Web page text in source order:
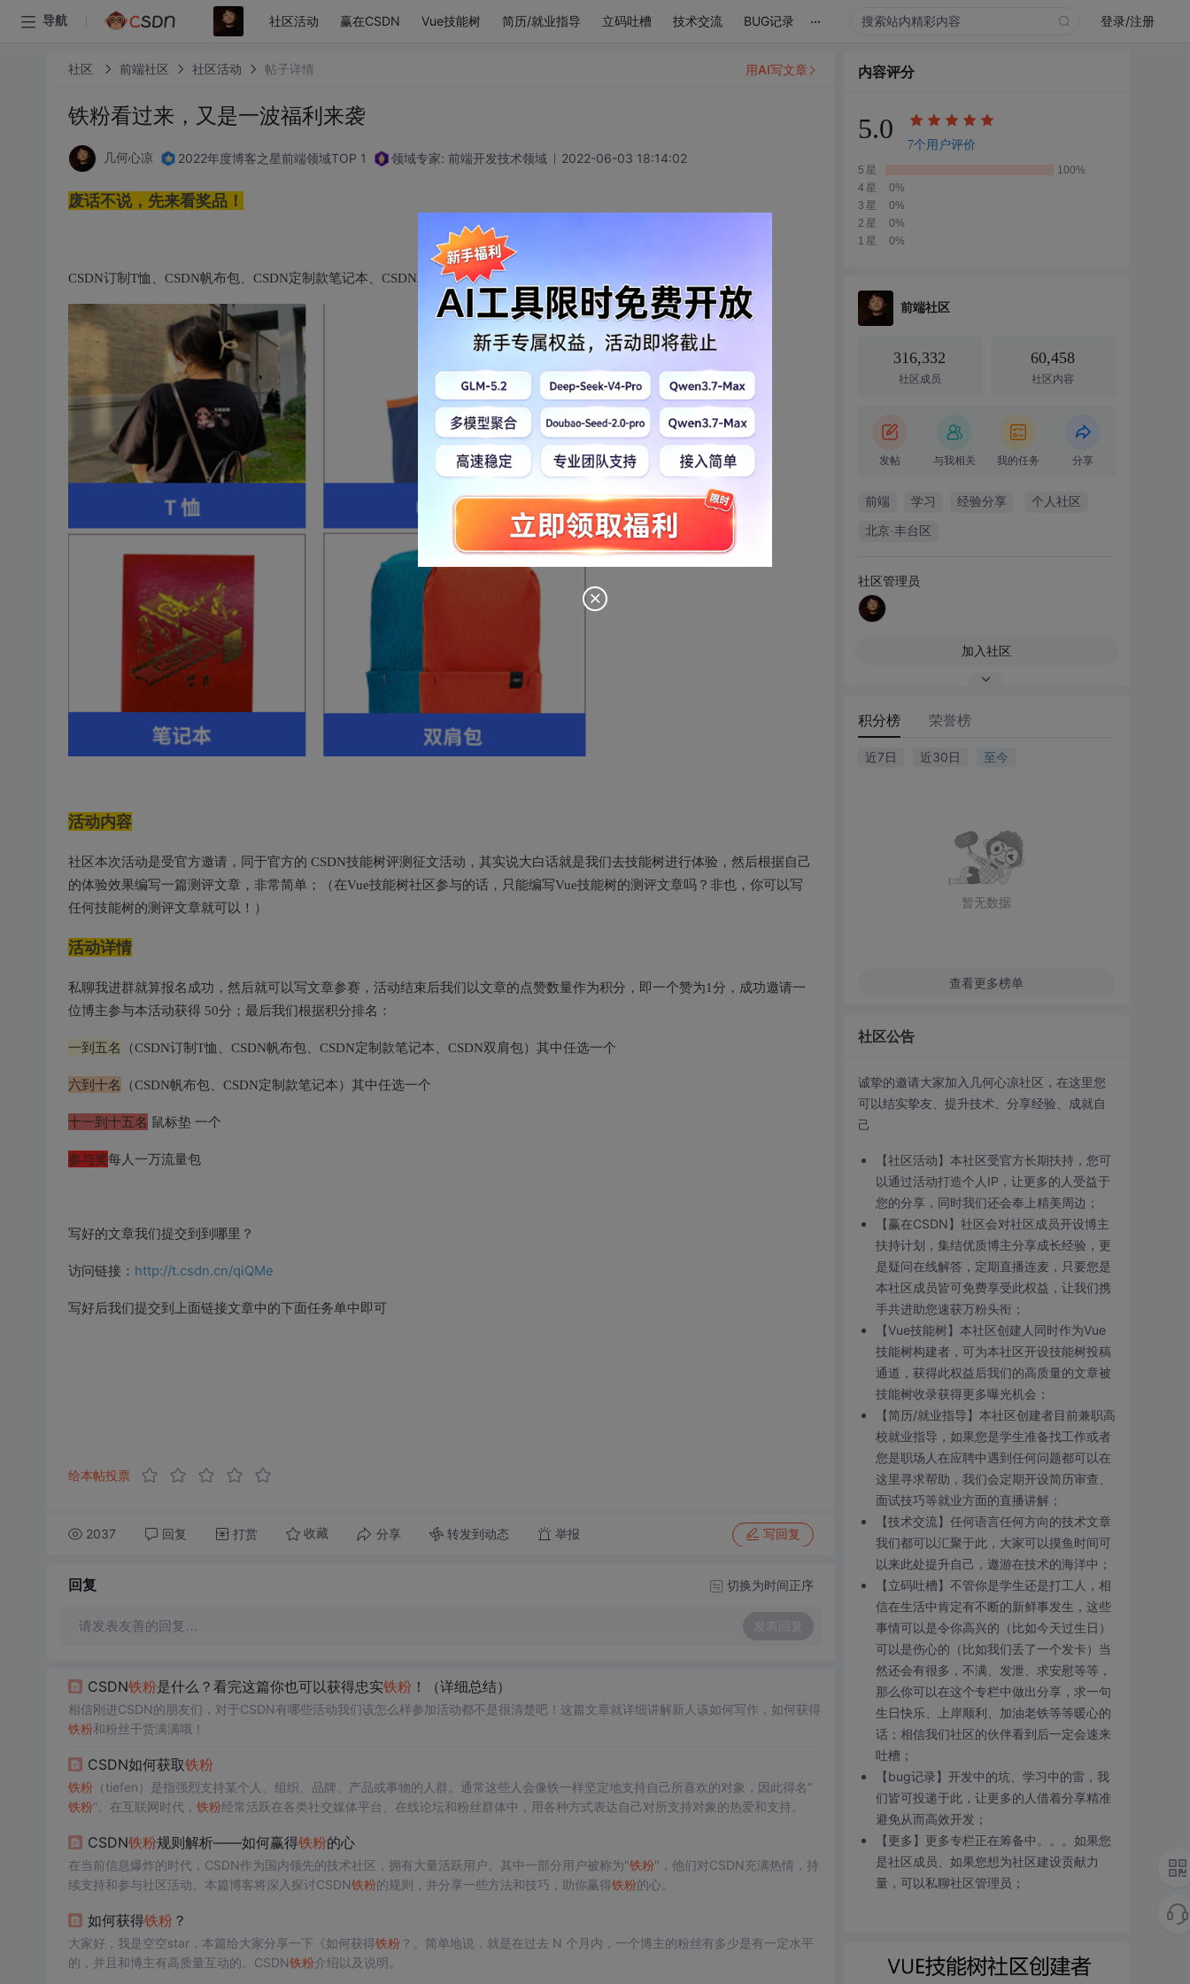
导航 社区活动 赢在CSDN Vue技能树 简历/就业指导 立码吐槽 技术交流 BUG记录 ... 登录/注册
社区 前端社区 社区活动 帖子详情
铁粉看过来，又是一波福利来袭
几何心凉 2022年度博客之星前端领域TOP 1 领域专家: 前端开发技术领域 2022-06-03 18:14:02
废话不说，先来看奖品！
CSDN订制T恤、CSDN帆布包、CSDN定制款笔记本、CSDN双肩包、鼠标垫、30w流量包
活动内容
社区本次活动是受官方邀请，同于官方的 CSDN技能树评测征文活动，其实说大白话就是我们去技能树进行体验，然后根据自己
的体验效果编写一篇测评文章，非常简单；（在Vue技能树社区参与的话，只能编写Vue技能树的测评文章吗？非也，你可以写
任何技能树的测评文章就可以！）
活动详情
私聊我进群就算报名成功，然后就可以写文章参赛，活动结束后我们以文章的点赞数量作为积分，即一个赞为1分，成功邀请一
位博主参与本活动获得 50分；最后我们根据积分排名：
一到五名 （CSDN订制T恤、CSDN帆布包、CSDN定制款笔记本、CSDN双肩包）其中任选一个
六到十名 （CSDN帆布包、CSDN定制款笔记本）其中任选一个
十一到十五名 鼠标垫 一个
参与奖每人一万流量包
写好的文章我们提交到到哪里？
访问链接： http://t.csdn.cn/qiQMe
写好后我们提交到上面链接文章中的下面任务单中即可
给本帖投票
2037 回复 打赏 收藏 分享 转发到动态 举报 写回复
用AI写文章
回复 切换为时间正序
请发表友善的回复… 发表回复
CSDN铁粉是什么？看完这篇你也可以获得忠实铁粉 ！（详细总结）
相信刚进CSDN的朋友们，对于CSDN有哪些活动我们该怎么样参加活动都不是很清楚吧！这篇文章就详细讲解新人该如何写作，如何获得
铁粉和粉丝干货满满哦！
CSDN如何获取铁粉
铁粉（tiefen）是指强烈支持某个人、组织、品牌、产品或事物的人群。通常这些人会像铁一样坚定地支持自己所喜欢的对象，因此得名“
铁粉”。在互联网时代， 铁粉经常活跃在各类社交媒体平台、在线论坛和粉丝群体中，用各种方式表达自己对所支持对象的热爱和支持。
CSDN铁粉规则解析——如何赢得铁粉的心
在当前信息爆炸的时代，CSDN作为国内领先的技术社区，拥有大量活跃用户。其中一部分用户被称为"铁粉"，他们对CSDN充满热情，持
续支持和参与社区活动。本篇博客将深入探讨CSDN铁粉的规则，并分享一些方法和技巧，助你赢得铁粉的心。
如何获得铁粉 ？
大家好，我是空空star，本篇给大家分享一下《如何获得铁粉？。简单地说，就是在过去 N 个月内，一个博主的粉丝有多少是有一定水平
的，并且和博主有高质量互动的。CSDN铁粉介绍以及说明。
内容评分
5.0
7个用户评价
5星
100%
4星
0%
3星
0%
2星
0%
1星
0%
前端社区
316,332
社区成员
60,458
社区内容
发帖 与我相关 我的任务 分享
前端 学习 经验分享 个人社区
北京·丰台区
社区管理员
加入社区
积分榜 荣誉榜
近7日 近30日 至今
暂无数据
查看更多榜单
社区公告
诚挚的邀请大家加入几何心凉社区，在这里您
可以结实挚友、提升技术、分享经验、成就自
己
【社区活动】本社区受官方长期扶持，您可
以通过活动打造个人IP，让更多的人受益于
您的分享，同时我们还会奉上精美周边；
【赢在CSDN】社区会对社区成员开设博主
扶持计划，集结优质博主分享成长经验，更
是疑问在线解答，定期直播连麦，只要您是
本社区成员皆可免费享受此权益，让我们携
手共进助您速获万粉头衔；
【Vue技能树】本社区创建人同时作为Vue
技能树构建者，可为本社区开设技能树投稿
通道，获得此权益后我们的高质量的文章被
技能树收录获得更多曝光机会；
【简历/就业指导】本社区创建者目前兼职高
校就业指导，如果您是学生准备找工作或者
您是职场人在应聘中遇到任何问题都可以在
这里寻求帮助，我们会定期开设简历审查、
面试技巧等就业方面的直播讲解；
【技术交流】任何语言任何方向的技术文章
我们都可以汇聚于此，大家可以摸鱼时间可
以来此处提升自己，遨游在技术的海洋中；
【立码吐槽】不管你是学生还是打工人，相
信在生活中肯定有不断的新鲜事发生，这些
事情可以是令你高兴的（比如今天过生日）
可以是伤心的（比如我们丢了一个发卡）当
然还会有很多，不满、发泄、求安慰等等，
那么你可以在这个专栏中做出分享，求一句
生日快乐、上岸顺利、加油老铁等等暖心的
话；相信我们社区的伙伴看到后一定会速来
吐槽；
【bug记录】开发中的坑、学习中的雷，我
们皆可投递于此，让更多的人借着分享精准
避免从而高效开发；
【更多】更多专栏正在筹备中。。。如果您
是社区成员、如果您想为社区建设贡献力
量，可以私聊社区管理员；